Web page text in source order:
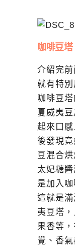
咖啡豆塔
介紹完
就有特
咖啡豆
夏威夷
起來口
後發現
豆混合
太妃糖
是加入
這就是
夷豆塔
果香等
覺、香